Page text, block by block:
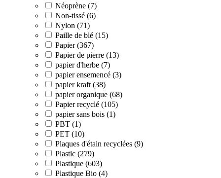
Néoprène (7)
Non-tissé (6)
Nylon (71)
Paille de blé (15)
Papier (367)
Papier de pierre (13)
papier d'herbe (7)
papier ensemencé (3)
papier kraft (38)
papier organique (68)
Papier recyclé (105)
papier sans bois (1)
PBT (1)
PET (10)
Plaques d'étain recyclées (9)
Plastic (279)
Plastique (603)
Plastique Bio (4)